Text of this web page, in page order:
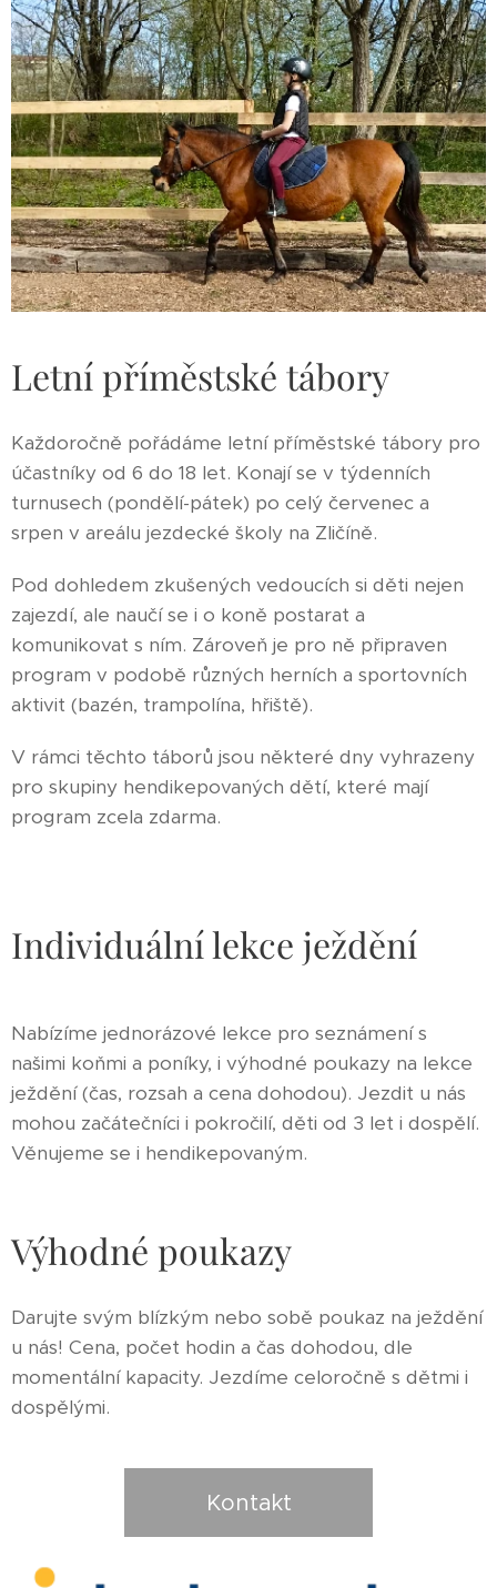
Letní příměstské tábory
Každoročně pořádáme letní příměstské tábory pro
účastníky od 6 do 18 let. Konají se v týdenních
turnusech (pondělí-pátek) po celý červenec a
srpen v areálu jezdecké školy na Zličíně.
Pod dohledem zkušených vedoucích si děti nejen
zajezdí, ale naučí se i o koně postarat a
komunikovat s ním. Zároveň je pro ně připraven
program v podobě různých herních a sportovních
aktivit (bazén, trampolína, hřiště).
V rámci těchto táborů jsou některé dny vyhrazeny
pro skupiny hendikepovaných dětí, které mají
program zcela zdarma.
Individuální lekce ježdění
Nabízíme jednorázové lekce pro seznámení s
našimi koňmi a poníky, i výhodné poukazy na lekce
ježdění (čas, rozsah a cena dohodou). Jezdit u nás
mohou začátečníci i pokročilí, děti od 3 let i dospělí.
Věnujeme se i hendikepovaným.
Výhodné poukazy
Darujte svým blízkým nebo sobě poukaz na ježdění
u nás! Cena, počet hodin a čas dohodou, dle
momentální kapacity. Jezdíme celoročně s dětmi i
dospělými.
Kontakt